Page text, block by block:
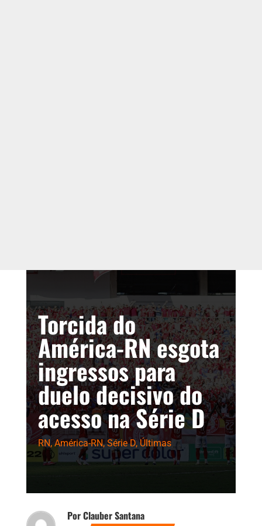
Torcida do
América-RN esgota
ingressos para
duelo decisivo do
acesso na Série D
RN,América-RN,Série D,Últimas
Por Clauber Santana